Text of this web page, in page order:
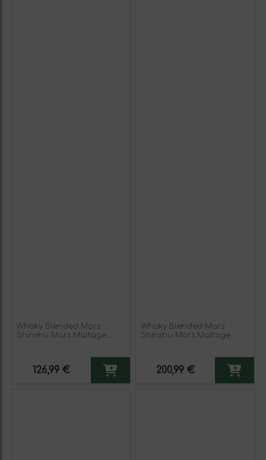
Whisky Blended Mars
Shinshu Mars Maltage
126,99 €
Whisky Blended Mars
Shinshu Mars Maltage
200,99 €